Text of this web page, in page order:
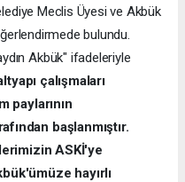
Meclis Üyesi ve Akbük
bulundu.
Akbük" ifadeleriyle
çalışmaları
paylarının
başlanmıştır.
ASKİ'ye
hayırlı